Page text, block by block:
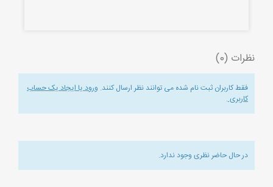
نظرات (0)
فقط کاربران ثبت نام شده می توانند نظر ارسال کنند. ورود یا ایجاد یک حساب
کاربری.
در حال حاضر نظری وجود ندارد.